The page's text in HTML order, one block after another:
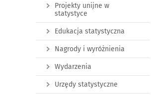
Projekty unijne w
statystyce
Edukacja statystyczna
Nagrody i wyróżnienia
Wydarzenia
Urzędy statystyczne